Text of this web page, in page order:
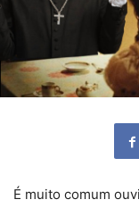
É muito comum